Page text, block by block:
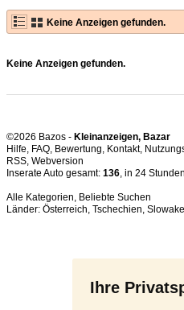
Ihre
Keine Anzeigen gefunden.
Keine Anzeigen gefunden.
©2026 Bazos - Kleinanzeigen, Bazar
Hilfe, FAQ, Bewertung, Kontakt,
RSS,
Inserate Auto gesamt: 136, in 24
Alle Kategorien, Beliebte Suchen
Länder: Österreich, Tschechien,